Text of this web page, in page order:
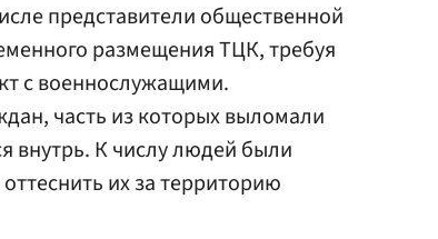
представители общественной
размещения ТЦК, требуя
с военнослужащими.
часть из которых выломали
внутрь. К числу людей были
их за территорию